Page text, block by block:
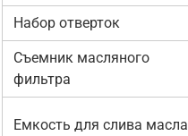
Набор отверток
Съемник масляного
фильтра
Емкость для слива масла